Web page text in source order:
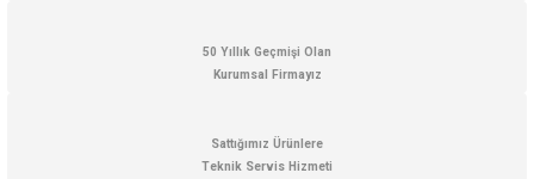
50 Yıllık Geçmişi Olan
Kurumsal Firmayız
Sattığımız Ürünlere
Teknik Servis Hizmeti